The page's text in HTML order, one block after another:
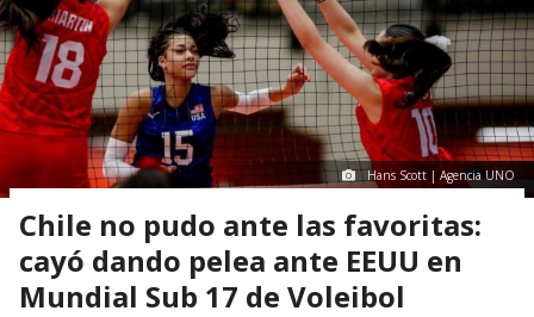
Hans Scott | Agencia UNO
Chile no pudo ante las favoritas:
cayó dando pelea ante EEUU en
Mundial Sub 17 de Voleibol